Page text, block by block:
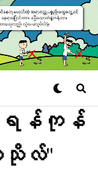
"ရန်ကုန်
သိုလ်"